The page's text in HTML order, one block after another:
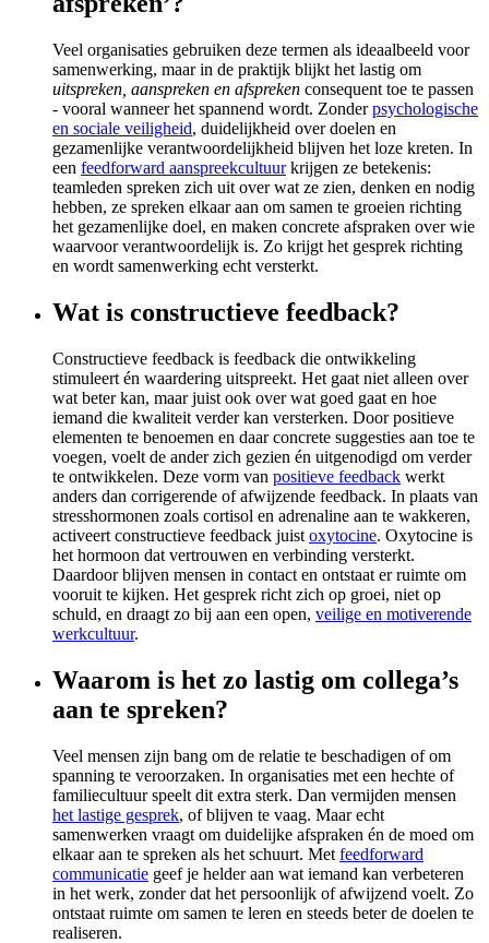
Veel organisaties gebruiken deze termen als ideaalbeeld voor
samenwerking, maar in de praktijk blijkt het lastig om
uitspreken, aanspreken en afspreken consequent toe te passen
- vooral wanneer het spannend wordt. Zonderpsychologische
en sociale veiligheid, duidelijkheid over doelen en
gezamenlijke verantwoordelijkheid blijven het loze kreten. In
een feedforward aanspreekcultuurkrijgen ze betekenis:
teamleden spreken zich uit over wat ze zien, denken en nodig
hebben, ze spreken elkaar aan om samen te groeien richting
het gezamenlijke doel, en maken concrete afspraken over wie
waarvoor verantwoordelijk is. Zo krijgt het gesprek richting
en wordt samenwerking echt versterkt.
Wat is constructieve feedback?
Constructieve feedback is feedback die ontwikkeling
stimuleert én waardering uitspreekt. Het gaat niet alleen over
wat beter kan, maar juist ook over wat goed gaat en hoe
iemand die kwaliteit verder kan versterken. Door positieve
elementen te benoemen en daar concrete suggesties aan toe te
voegen, voelt de ander zich gezien én uitgenodigd om verder
te ontwikkelen. Deze vorm van positieve feedback werkt
anders dan corrigerende of afwijzende feedback. In plaats van
stresshormonen zoals cortisol en adrenaline aan te wakkeren,
activeert constructieve feedback juist oxytocine. Oxytocine is
het hormoon dat vertrouwen en verbinding versterkt.
Daardoor blijven mensen in contact en ontstaat er ruimte om
vooruit te kijken. Het gesprek richt zich op groei, niet op
schuld, en draagt zo bij aan een open, veilige en motiverende
werkcultuur.
Waarom is het zo lastig om collega’s
aan te spreken?
Veel mensen zijn bang om de relatie te beschadigen of om
spanning te veroorzaken. In organisaties met een hechte of
familiecultuur speelt dit extra sterk. Dan vermijden mensen
het lastige gesprek, of blijven te vaag. Maar echt
samenwerken vraagt om duidelijke afspraken én de moed om
elkaar aan te spreken als het schuurt. Met feedforward
communicatie geef je helder aan wat iemand kan verbeteren
in het werk, zonder dat het persoonlijk of afwijzend voelt. Zo
ontstaat ruimte om samen te leren en steeds beter de doelen te
realiseren.